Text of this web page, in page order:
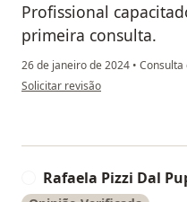
Profissional
primeira consulta.
26 de janeiro de 2024 • Consulta
na opinião do utilizador BF
Solicitar revisão
Rafaela Pizzi Dal